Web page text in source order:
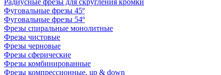
Радиусные фрезы для скругления кромки
Фуговальные фрезы 45º
Фуговальные фрезы 54º
Фрезы спиральные монолитные
Фрезы чистовые
Фрезы черновые
Фрезы сферические
Фрезы комбинированные
Фрезы компрессионные, up & down